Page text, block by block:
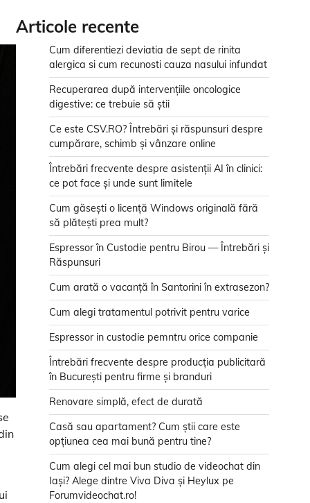
Articole recente
Cum diferentiezi deviatia de sept de rinita
alergica si cum recunosti cauza nasului infundat
Recuperarea după intervențiile oncologice
digestive: ce trebuie să știi
Ce este CSV.RO? Întrebări și răspunsuri despre
cumpărare, schimb și vânzare online
Întrebări frecvente despre asistenții AI în clinici:
ce pot face și unde sunt limitele
Cum găsești o licență Windows originală fără
să plătești prea mult?
Espressor în Custodie pentru Birou — Întrebări și
Răspunsuri
Cum arată o vacanță în Santorini în extrasezon?
Cum alegi tratamentul potrivit pentru varice
Espressor in custodie pemntru orice companie
Întrebări frecvente despre producția publicitară
în București pentru firme și branduri
Renovare simplă, efect de durată
Casă sau apartament? Cum știi care este
opțiunea cea mai bună pentru tine?
Cum alegi cel mai bun studio de videochat din
Iași? Alege dintre Viva Diva și Heylux pe
Forumvideochat.ro!